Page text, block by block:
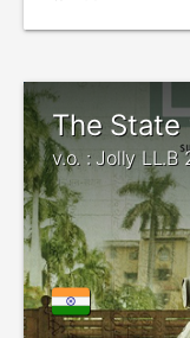
The State
v.o. : Jolly LL.B